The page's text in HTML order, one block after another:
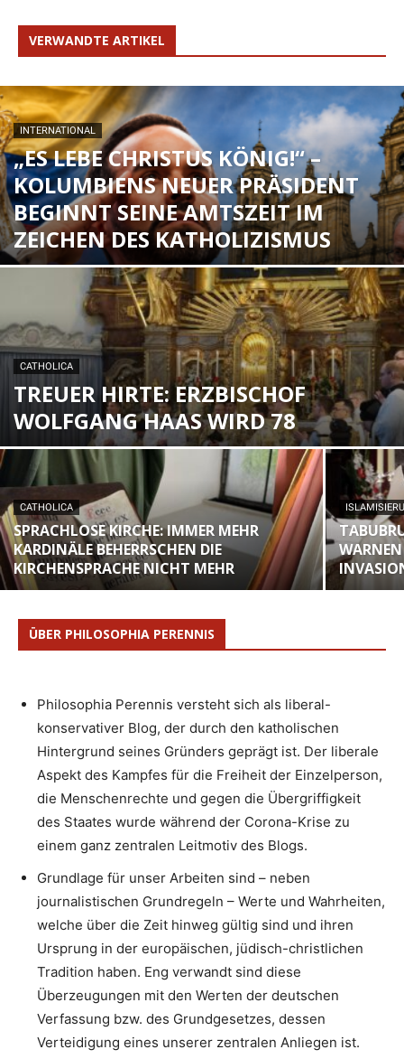
VERWANDTE ARTIKEL
INTERNATIONAL
„ES LEBE CHRISTUS KÖNIG!“ –
KOLUMBIENS NEUER PRÄSIDENT
BEGINNT SEINE AMTSZEIT IM
ZEICHEN DES KATHOLIZISMUS
CATHOLICA
TREUER HIRTE: ERZBISCHOF
WOLFGANG HAAS WIRD 78
CATHOLICA
SPRACHLOSE KIRCHE: IMMER MEHR
KARDINÄLE BEHERRSCHEN DIE
KIRCHENSPRACHE NICHT MEHR
ÜBER PHILOSOPHIA PERENNIS
Philosophia Perennis versteht sich als liberal-
konservativer Blog, der durch den katholischen
Hintergrund seines Gründers geprägt ist. Der liberale
Aspekt des Kampfes für die Freiheit der Einzelperson,
die Menschenrechte und gegen die Übergriffigkeit
des Staates wurde während der Corona-Krise zu
einem ganz zentralen Leitmotiv des Blogs.
Grundlage für unser Arbeiten sind – neben
journalistischen Grundregeln – Werte und Wahrheiten,
welche über die Zeit hinweg gültig sind und ihren
Ursprung in der europäischen, jüdisch-christlichen
Tradition haben. Eng verwandt sind diese
Überzeugungen mit den Werten der deutschen
Verfassung bzw. des Grundgesetzes, dessen
Verteidigung eines unserer zentralen Anliegen ist.